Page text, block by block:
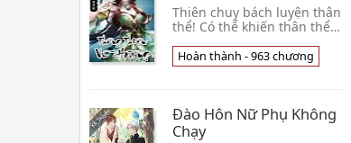
Thiên chuy bách luyện thân
thể! Có thể khiến thân thể
không nhìn bất cứ thương
tổn gì thiên phú! Trong cơ
Hoàn thành - 963 chương
Đào Hôn Nữ Phụ Không
Chạy